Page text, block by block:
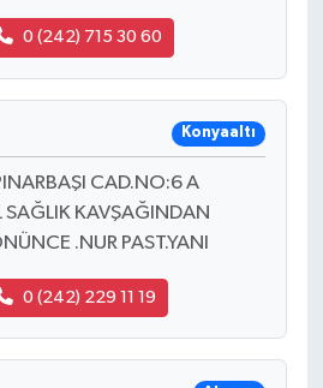
0 (242) 715 30 60
Konyaaltı
CAD.NO:6 A
SAĞLIK KAVŞAĞINDAN
.NUR PAST.YANI
0 (242) 229 11 19